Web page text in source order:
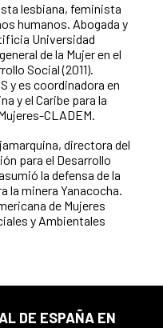
lesbiana, feminista
humanos. Abogada y
Universidad
de la Mujer en el
Social (2011).
y es coordinadora en
y el Caribe para la
CLADEM.
directora del
para el Desarrollo
la defensa de la
la minera Yanacocha.
de Mujeres
y Ambientales
DE ESPAÑA EN